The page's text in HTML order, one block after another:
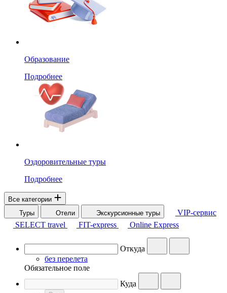
Образование
Подробнее
Оздоровительные туры
Подробнее
Все категории
Туры
Отели Экскурсионные туры
VIP-сервис
SELECT travel
FIT-express Online Express
Откуда
без перелета
Обязательное поле
Куда